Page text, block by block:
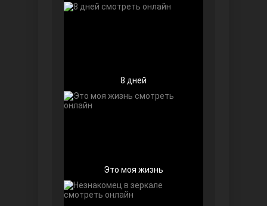
8 дней
Это моя жизнь